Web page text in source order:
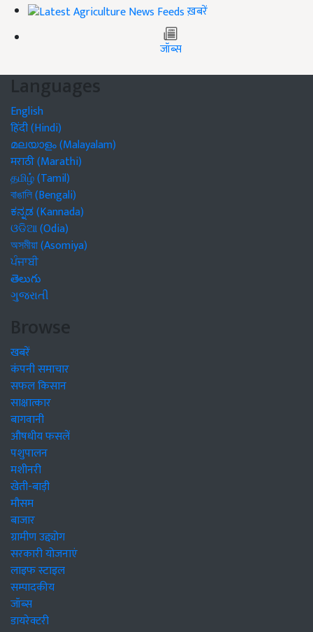
ख़बरें
जॉब्स
Languages
English
हिंदी (Hindi)
മലയാളം (Malayalam)
मराठी (Marathi)
தமிழ் (Tamil)
বাঙালি (Bengali)
ಕನ್ನಡ (Kannada)
ଓଡିଆ (Odia)
অসমীয়া (Asomiya)
ਪੰਜਾਬੀ
తెలుగు
ગુજરાતી
Browse
खबरें
कंपनी समाचार
सफल किसान
साक्षात्कार
बागवानी
औषधीय फसलें
पशुपालन
मशीनरी
खेती-बाड़ी
मौसम
बाजार
ग्रामीण उद्द्योग
सरकारी योजनाएं
लाइफ स्टाइल
सम्पादकीय
जॉब्स
डायरेक्टरी